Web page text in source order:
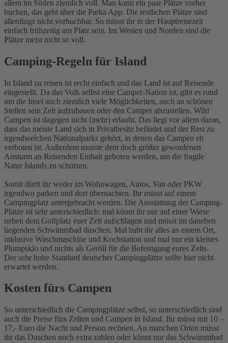
allem im Süden ziemlich voll. Man kann ein paar Plätze vorher
buchen, das geht über die Parka App. Die restlichen Plätze sind
allerdings nicht vorbuchbar. So müsst ihr in der Hauptreisezeit
einfach frühzeitig am Platz sein. Im Westen und Norden sind die
Plätze meist nicht so voll.
Camping-Regeln für Island
In Island zu reisen ist recht einfach und das Land ist auf Reisende
eingestellt. Da das Volk selbst eine Camper-Nation ist, gibt es rund
um die Insel auch ziemlich viele Möglichkeiten, auch an schönen
Stellen sein Zelt aufzubauen oder den Camper abzustellen. Wild
Campen ist dagegen nicht (mehr) erlaubt. Das liegt vor allem daran,
dass das meiste Land sich in Privatbesitz befindet und der Rest zu
irgendwelchen Nationalparks gehört, in denen das Campen eh
verboten ist. Außerdem musste dem doch größer gewordenen
Ansturm an Reisenden Einhalt geboten werden, um die fragile
Natur Islands zu schützen.
Somit dürft ihr weder im Wohnwagen, Autos, Van oder PKW
irgendwo parken und dort übernachten. Ihr müsst auf einem
Campingplatz untergebracht werden. Die Ausstattung der Camping-
Plätze ist sehr unterschiedlich: mal könnt ihr nur auf einer Wiese
neben dem Golfplatz euer Zelt aufschlagen und müsst im daneben
liegenden Schwimmbad duschen. Mal habt ihr alles an einem Ort,
inklusive Waschmaschine und Kochstation und mal nur ein kleines
Plumpsklo und nichts als Geröll für die Befestigung eures Zelts.
Der sehr hohe Standard deutscher Campingplätze sollte hier nicht
erwartet werden.
Kosten fürs Campen
So unterschiedlich die Campingplätze selbst, so unterschiedlich sind
auch die Preise fürs Zelten und Campen in Island. Ihr müsst mit 10 –
17,- Euro die Nacht und Person rechnen. An manchen Orten müsst
ihr das Duschen noch extra zahlen oder könnt nur das Schwimmbad